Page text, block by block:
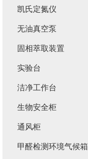
凯氏定氮仪
无油真空泵
固相萃取装置
实验台
洁净工作台
生物安全柜
通风柜
甲醛检测环境气候箱